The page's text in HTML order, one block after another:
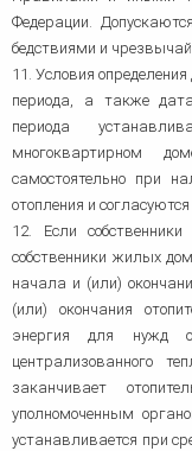
Федерации.
бедствиями и
11. Условия
периода, а также
периода
многоквартирном
самостоятельно при
отопления и
12. Если
собственники жилых
начала и (или)
(или) окончания
энергия для нужд
централизованного
заканчивает
уполномоченным
устанавливается при